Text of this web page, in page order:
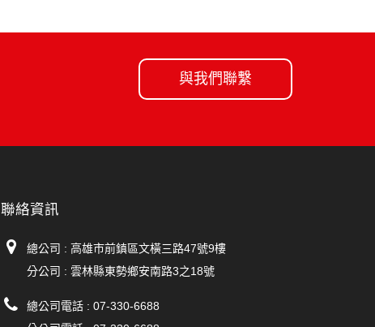
與我們聯繫
聯絡資訊
總公司 : 高雄市前鎮區文橫三路47號9樓
分公司 : 雲林縣東勢鄉安南路3之18號
總公司電話 : 07-330-6688